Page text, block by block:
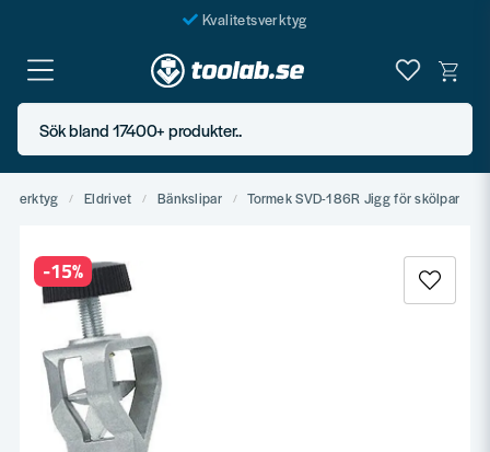
Kvalitetsverktyg
Fraktfritt över 999 SEK*
En järnhandel för alla
Butik i Göteborg
Sök bland 17400+ produkter..
Eldrivet Bänkslipar Tormek SVD-186R Jigg för skölpar
-15%